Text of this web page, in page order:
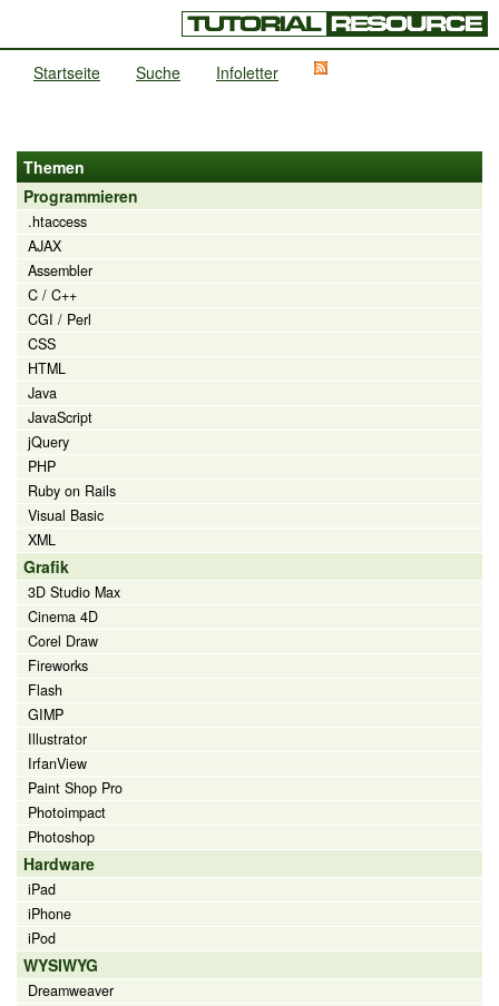
Startseite Suche Infoletter
Themen
Programmieren
.htaccess
AJAX
Assembler
C / C++
CGI / Perl
CSS
HTML
Java
JavaScript
jQuery
PHP
Ruby on Rails
Visual Basic
XML
Grafik
3D Studio Max
Cinema 4D
Corel Draw
Fireworks
Flash
GIMP
Illustrator
IrfanView
Paint Shop Pro
Photoimpact
Photoshop
Hardware
iPad
iPhone
iPod
WYSIWYG
Dreamweaver